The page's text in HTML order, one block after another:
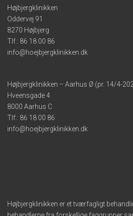
Højbjergklinikken
Oddervej 91
8270 Højbjerg
Tlf.: 86 18 00 86
info@hoejbjergklinikken.dk
Højbjergklinikken – Aarhus Ø (pr. 14/4-
Hveensgade 4
8000 Aarhus C
Tlf.: 86 18 00 86
info@hoejbjergklinikken.dk
Højbjergklinikken er et tværfagligt